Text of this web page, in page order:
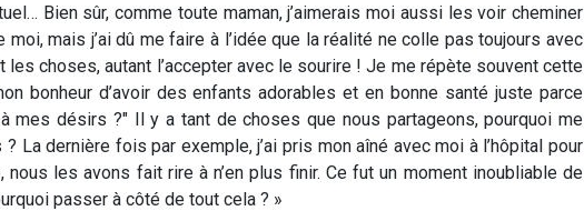
Bien sûr, comme toute maman, j’aimerais moi aussi les voir cheminer
mais j’ai dû me faire à l’idée que la réalité ne colle pas toujours avec
les choses, autant l’accepter avec le sourire ! Je me répète souvent cette
bonheur d’avoir des enfants adorables et en bonne santé juste parce
mes désirs ?" Il y a tant de choses que nous partageons, pourquoi me
La dernière fois par exemple, j’ai pris mon aîné avec moi à l’hôpital pour
nous les avons fait rire à n’en plus finir. Ce fut un moment inoubliable de
passer à côté de tout cela ? »